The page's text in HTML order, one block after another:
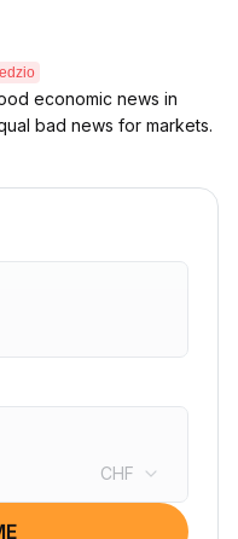
economic news in
bad news for markets.
CHF